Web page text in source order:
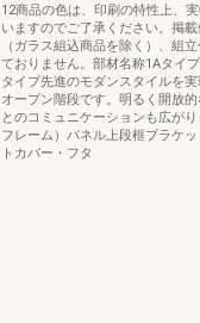
12商品の色は、印刷の特性上、
いますのでご了承ください。掲
（ガラス組込商品を除く）、組
ておりません。部材名称1Aタイ
タイプ先進のモダンスタイルを
オープン階段です。明るく開放
とのコミュニケーションも広が
フレーム）パネル上段框ブラケ
トカバー・フタ